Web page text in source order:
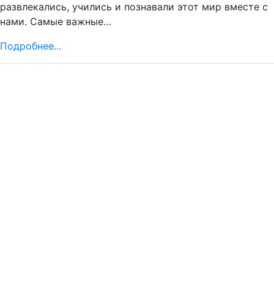
развлекались, учились и познавали этот мир вместе с
нами. Самые важные…
Подробнее...